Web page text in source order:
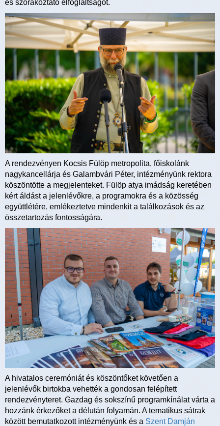
és szórakoztató elfoglaltságot.
A rendezvényen Kocsis Fülöp metropolita, főiskolánk
nagykancellárja és Galambvári Péter, intézményünk rektora
köszöntötte a megjelenteket. Fülöp atya imádság keretében
kért áldást a jelenlévőkre, a programokra és a közösség
együttlétére, emlékeztetve mindenkit a találkozások és az
összetartozás fontosságára.
A hivatalos ceremóniát és köszöntőket követően a
jelenlévők birtokba vehették a gondosan felépített
rendezvényteret. Gazdag és sokszínű programkínálat várta a
hozzánk érkezőket a délután folyamán. A tematikus sátrak
között bemutatkozott intézményünk és a Szent Damján